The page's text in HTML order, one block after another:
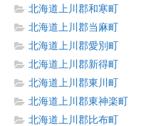
北海道上川郡和寒町
北海道上川郡当麻町
北海道上川郡愛別町
北海道上川郡新得町
北海道上川郡東川町
北海道上川郡東神楽町
北海道上川郡比布町